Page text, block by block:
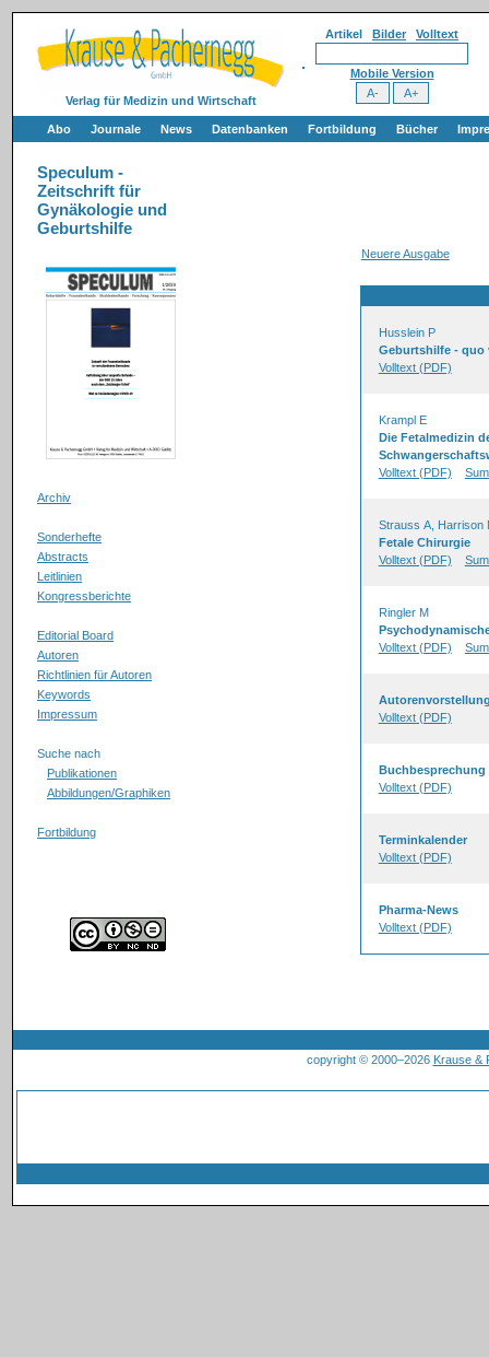
Verlag für Medizin und Wirtschaft
Artikel Bilder Volltext
Mobile Version
Abo Journale News Datenbanken Fortbildung Bücher
Speculum -
Zeitschrift für
Gynäkologie und
Geburtshilfe
Archiv
Sonderhefte
Abstracts
Leitlinien
Kongressberichte
Editorial Board
Autoren
Richtlinien für Autoren
Keywords
Impressum
Suche nach
Publikationen
Abbildungen/Graphiken
Fortbildung
Neuere Ausgabe
Husslein P
Geburtshilfe - quo
Volltext (PDF)
Krampl E
Die Fetalmedizin
Volltext (PDF)
Strauss A, Harrison
Fetale Chirurgie
Volltext (PDF)
Ringler M
Volltext (PDF)
Volltext (PDF)
Buchbesprechung
Volltext (PDF)
Terminkalender
Volltext (PDF)
Pharma-News
Volltext (PDF)
copyright © 2000–2026 Krause &